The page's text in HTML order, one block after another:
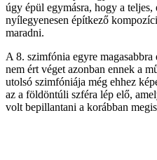
úgy épül egymásra, hogy a
nyílegyenesen építkező
maradni.
A 8. szimfónia egyre magasabbra
nem ért véget azonban ennek a
utolsó szimfóniája még ehhez
az a földöntúli szféra lép elő,
volt bepillantani a korábban